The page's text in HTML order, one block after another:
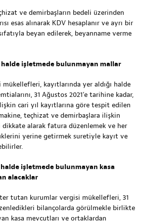
ve demirbaşların bedeli üzerinden
esas alınarak KDV hesaplanır ve ayrı bir
beyan edilerek, beyanname verme
halde işletmede bulunmayan mallar
kayıtlarında yer aldığı halde
31 Ağustos 2021’e tarihine kadar,
cari yıl kayıtlarına göre tespit edilen
teçhizat ve demirbaşlara ilişkin
alarak fatura düzenlemek ve her
yerine getirmek suretiyle kayıt ve
halde işletmede bulunmayan kasa
alacaklar
tutan kurumlar vergisi mükellefleri, 31
bilançolarda görülmekle birlikte
kasa mevcutları ve ortaklardan